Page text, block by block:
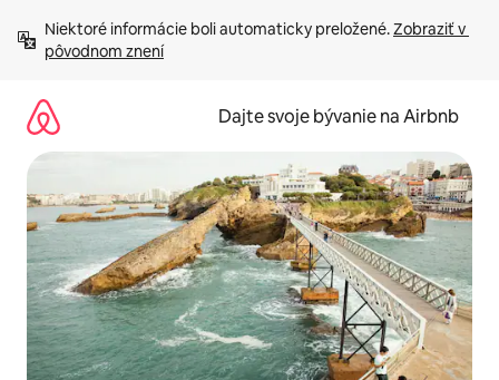
obsah.
Niektoré informácie boli automaticky preložené. Zobraziť v
pôvodnom znení
Dajte svoje bývanie na Airbnb